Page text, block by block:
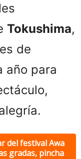
Tokushima,
de
año para
del festival Awa
gradas, pincha